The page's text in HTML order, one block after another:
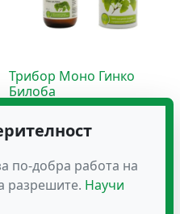
Трибор Моно Гинко
Билоба
по-добра работа на
разрешите. Научи